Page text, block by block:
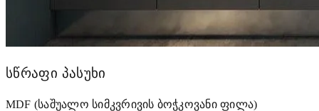
სწრაფი პასუხი
MDF (საშუალო სიმკვრივის ბოჭკოვანი ფილა)